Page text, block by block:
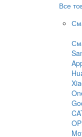
Все